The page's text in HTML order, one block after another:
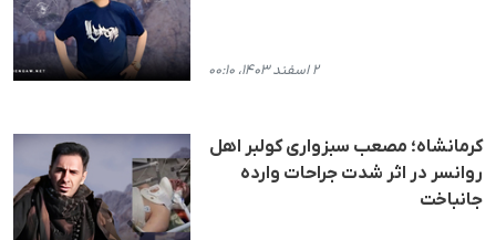
۲ اسفند ۱۴۰۳، ۰۰:۱۰
کرمانشاه؛ مصعب سبزواری کولبر اهل
روانسر در اثر شدت جراحات وارده
جانباخت